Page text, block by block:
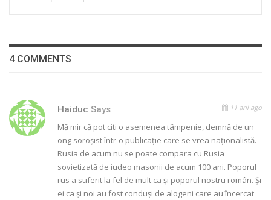
4 COMMENTS
Haiduc Says 11 ani ago
Mă mir că pot citi o asemenea tâmpenie, demnă de un
ong soroșist într-o publicație care se vrea naționalistă.
Rusia de acum nu se poate compara cu Rusia
sovietizată de iudeo masonii de acum 100 ani. Poporul
rus a suferit la fel de mult ca și poporul nostru român. Și
ei ca și noi au fost conduși de alogeni care au încercat